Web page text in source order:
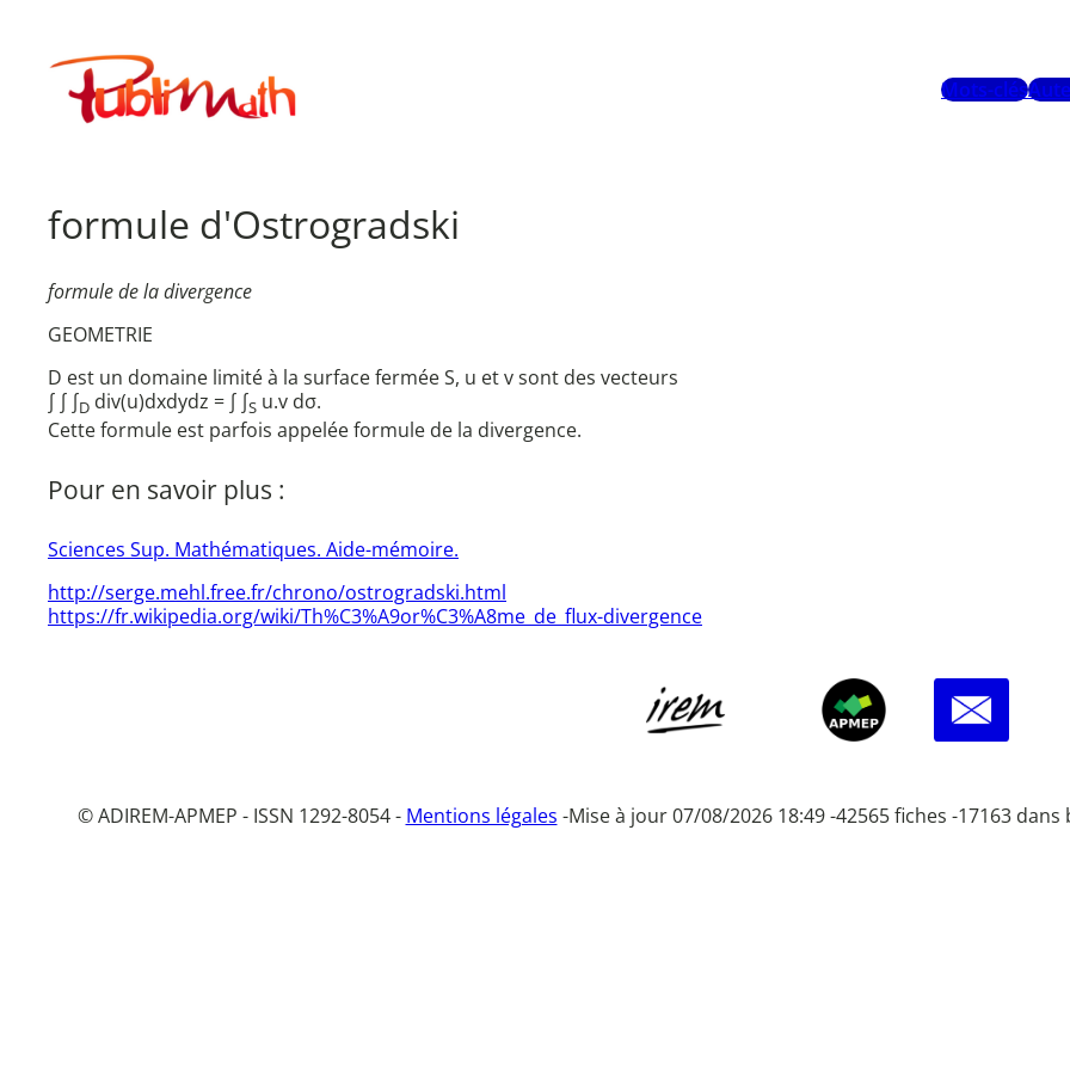
contenuPublimath
Mots-clés
formule d'Ostrogradski
formule de la divergence
GEOMETRIE
D est un domaine limité à la surface fermée S, u et v sont des vecteurs
∫ ∫ ∫D div(u)dxdydz = ∫ ∫S u.v dσ.
Cette formule est parfois appelée formule de la divergence.
Pour en savoir plus :
Sciences Sup. Mathématiques. Aide-mémoire.
http://serge.mehl.free.fr/chrono/ostrogradski.html
https://fr.wikipedia.org/wiki/Th%C3%A9or%C3%A8me_de_flux-divergence
© ADIREM-APMEP - ISSN 1292-8054 - Mentions légales -Mise à jour 07/08/2026 18:49 -42565 fiches -17163